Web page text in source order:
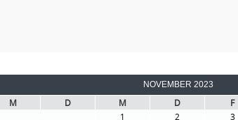
NOVEMBER 2023
M D M D F
1 2 3